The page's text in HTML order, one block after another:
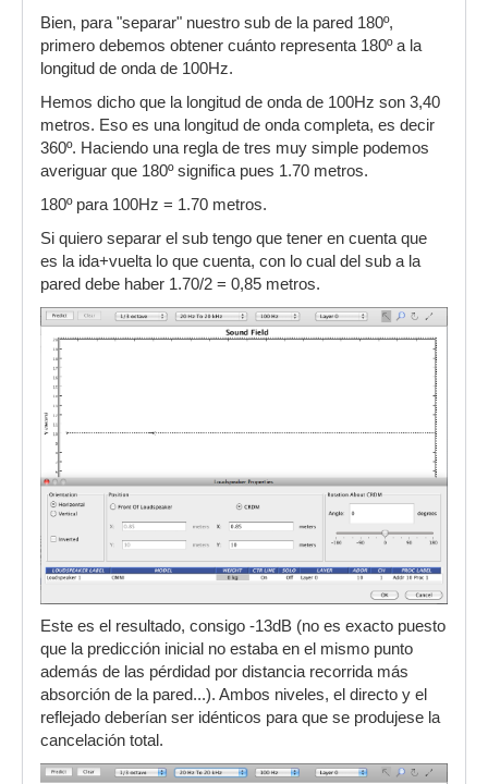
Bien, para "separar" nuestro sub de la pared 180º,
primero debemos obtener cuánto representa 180º a la
longitud de onda de 100Hz.
Hemos dicho que la longitud de onda de 100Hz son 3,40
metros. Eso es una longitud de onda completa, es decir
360º. Haciendo una regla de tres muy simple podemos
averiguar que 180º significa pues 1.70 metros.
180º para 100Hz = 1.70 metros.
Si quiero separar el sub tengo que tener en cuenta que
es la ida+vuelta lo que cuenta, con lo cual del sub a la
pared debe haber 1.70/2 = 0,85 metros.
Este es el resultado, consigo -13dB (no es exacto puesto
que la predicción inicial no estaba en el mismo punto
además de las pérdidad por distancia recorrida más
absorción de la pared...). Ambos niveles, el directo y el
reflejado deberían ser idénticos para que se produjese la
cancelación total.